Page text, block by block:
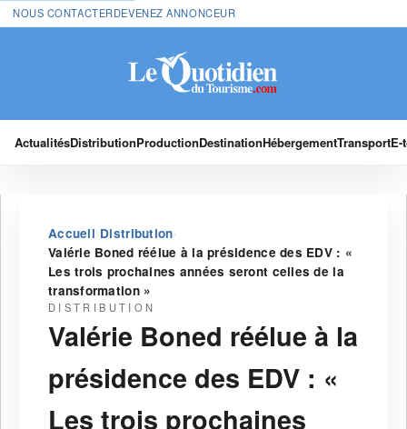
NOUS CONTACTERDEVENEZ ANNONCEUR
ActualitésDistributionProductionDestinationHébergementTransport
Accueil›Distribution›
Valérie Boned réélue à la présidence des EDV : «
Les trois prochaines années seront celles de la
transformation »
DISTRIBUTION
Valérie Boned réélue à la
présidence des EDV : «
Les trois prochaines